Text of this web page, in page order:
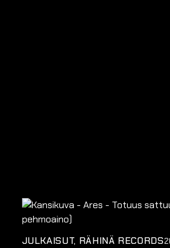
JULKAISUT RÄHINÄ RECORDS